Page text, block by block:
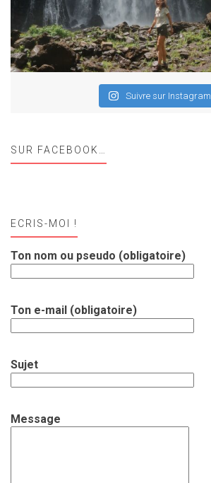
Suivre sur Instagram
SUR FACEBOOK…
ECRIS-MOI !
Ton nom ou pseudo (obligatoire)
Ton e-mail (obligatoire)
Sujet
Message